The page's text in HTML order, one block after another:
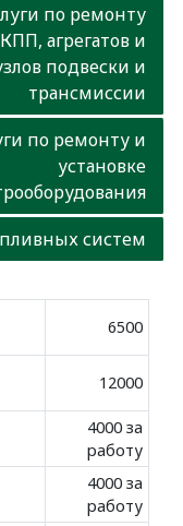
по ремонту
КПП, агрегатов и
подвески и
трансмиссии
по ремонту и
установке
систем
6500
12000
4000 за
работу
4000 за
работу